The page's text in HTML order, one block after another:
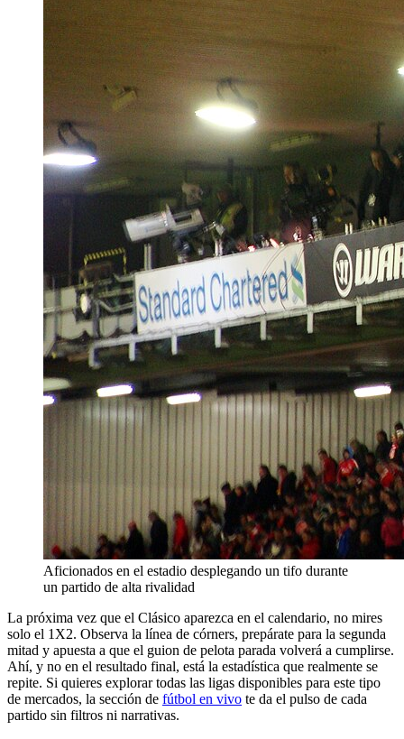
Aficionados en el estadio desplegando un tifo durante
un partido de alta rivalidad
La próxima vez que el Clásico aparezca en el calendario, no mires
solo el 1X2. Observa la línea de córners, prepárate para la segunda
mitad y apuesta a que el guion de pelota parada volverá a cumplirse.
Ahí, y no en el resultado final, está la estadística que realmente se
repite. Si quieres explorar todas las ligas disponibles para este tipo
de mercados, la sección de fútbol en vivo te da el pulso de cada
partido sin filtros ni narrativas.